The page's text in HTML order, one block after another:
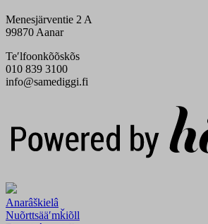
Menesjärventie 2 A
99870 Aanar
Teʹlfoonkõõskõs
010 839 3100
info@samediggi.fi
Anarâškielâ
Nuõrttsääʹmǩiõll